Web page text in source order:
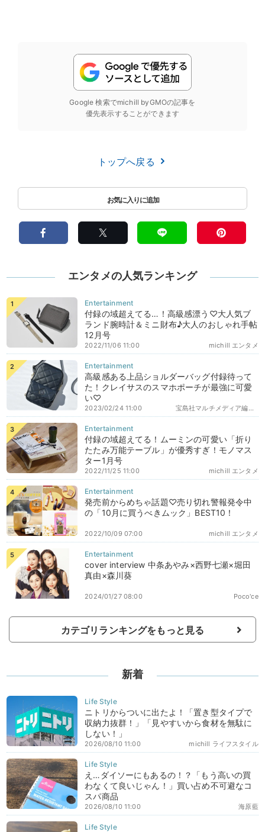
Google 検索でmichill byGMOの記事を
優先表示することができます
トップへ戻る
エンタメの人気ランキング
付録の域超えてる…！高級感漂う♡大人気ブ
ランド腕時計＆ミニ財布♪大人のおしゃれ手帖
12月号
michill エンタメ
2022/11/06 11:00
高級感ある上品ショルダーバッグ付録待って
た！クレイサスのスマホポーチが最強に可愛
い♡
宝島社マルチメディア編集部エディターズ
2023/02/24 11:00
付録の域超えてる！ムーミンの可愛い「折り
たたみ万能テーブル」が優秀すぎ！モノマス
ター1月号
michill エンタメ
2022/11/25 11:00
発売前からめちゃ話題♡売り切れ警報発令中
の「10月に買うべきムック」BEST10！
michill エンタメ
2022/10/09 07:00
cover interview 中条あやみ×西野七瀬×堀田
真由×森川葵
Poco'ce
2024/01/27 08:00
カテゴリランキングをもっと見る
新着
ニトリからついに出たよ！「置き型タイプで
収納力抜群！」「見やすいから食材を無駄に
しない！」
michill ライフスタイル
2026/08/10 11:00
え…ダイソーにもあるの！？「もう高いの買
わなくて良いじゃん！」買い占め不可避なコ
スパ商品
海原藍
2026/08/10 11:00